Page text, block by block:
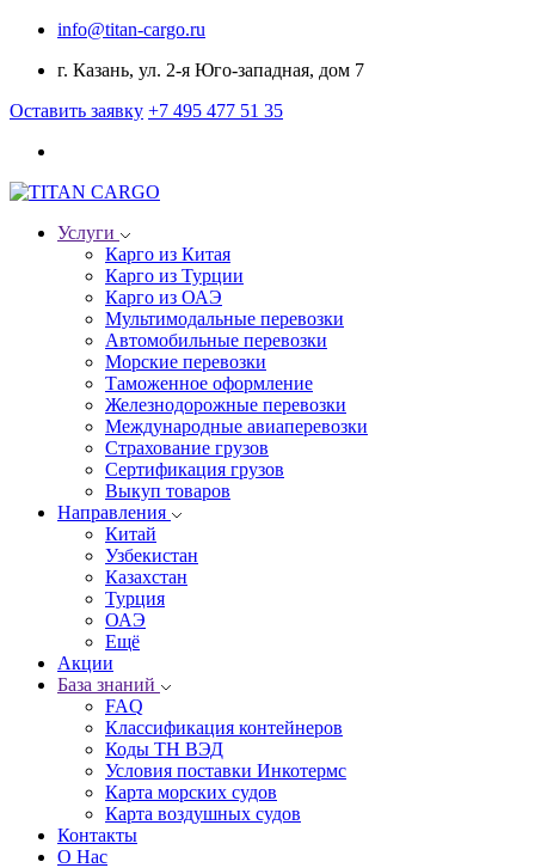
info@titan-cargo.ru
г. Казань, ул. 2-я Юго-западная, дом 7
Оставить заявку +7 495 477 51 35
Услуги
Карго из Китая
Карго из Турции
Карго из ОАЭ
Мультимодальные перевозки
Автомобильные перевозки
Морские перевозки
Таможенное оформление
Железнодорожные перевозки
Международные авиаперевозки
Страхование грузов
Сертификация грузов
Выкуп товаров
Направления
Китай
Узбекистан
Казахстан
Турция
ОАЭ
Ещё
Акции
База знаний
FAQ
Классификация контейнеров
Коды ТН ВЭД
Условия поставки Инкотермс
Карта морских судов
Карта воздушных судов
Контакты
О Нас